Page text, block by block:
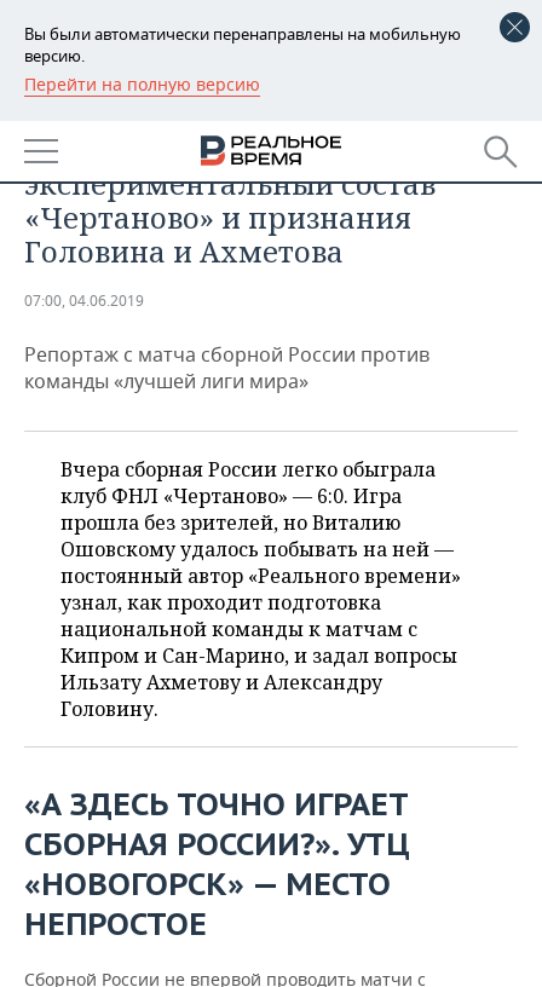
Вы были автоматически перенаправлены на мобильную
версию.
Перейти на полную версию
РЕГИОНЫ
БАШКОРТОСТАН
ТАТАРСТАН
УДМУРТИЯ
НОВОСТИ
АНАЛИТИКА
НОВОСТИ АНАЛИТИКИ
ДЕКЛАРАЦИИ О ДОХОДАХ
КОРОЛИ ГОСЗАКАЗА ПФО
КОМУ ПРИНАДЛЕЖАТ
ТОРГОВЫЕ ЦЕНТРЫ
ТАТАРСТАНА
ЭКОНОМИКА
НОВОСТИ ЭКОНОМИКИ
ФИНАНСЫ
БЮДЖЕТ
ИНВЕСТИЦИИ
ПРОМЫШЛЕННОСТЬ
НОВОСТИ
ПРОМЫШЛЕННОСТИ
АГРОПРОМ
МАШИНОСТРОЕНИЕ
НЕФТЕХИМИЯ
НЕФТЬ
ОПК
ЭНЕРГЕТИКА
НЕДВИЖИМОСТЬ
НОВОСТИ АВТО
БИЗНЕС
НОВОСТИ БИЗНЕСА
РОЗНИЧНАЯ ТОРГОВЛЯ
ТРАНСПОРТ
УСЛУГИ
ТЕХНОЛОГИИ
НОВОСТИ ТЕХНОЛОГИЙ
МЕДИА
ТЕЛЕКОММУНИКАЦИИ
МЕРОПРИЯТИЯ
НОВОСТИ МЕРОПРИЯТИЙ
ВЫЕЗДНАЯ РЕДАКЦИЯ
БИЗНЕС-БРАНЧИ
ONLINE-КОНФЕРЕНЦИИ
СПОРТ
НОВОСТИ СПОРТА
ФУТБОЛ
ХОККЕЙ
ВОЛЕЙБОЛ
КИБЕРСПОРТ
ОБЩЕСТВО
НОВОСТИ ОБЩЕСТВА
ВЛАСТЬ
ИСТОРИЯ
КУЛЬТУРА
ФОТОГАЛЕРЕЯ
СЮЖЕТЫ
СПИСОК ПЕРСОН
СПИСОК КОМПАНИЙ
ПОЛНАЯ ВЕРСИЯ
Три часа дороги,
экспериментальный состав
«Чертаново» и признания
Головина и Ахметова
07:00, 04.06.2019
Репортаж с матча сборной России против
команды «лучшей лиги мира»
Вчера сборная России легко обыграла
клуб ФНЛ «Чертаново» — 6:0. Игра
прошла без зрителей, но Виталию
Ошовскому удалось побывать на ней —
постоянный автор «Реального времени»
узнал, как проходит подготовка
национальной команды к матчам с
Кипром и Сан-Марино, и задал вопросы
Ильзату Ахметову и Александру
Головину.
«А ЗДЕСЬ ТОЧНО ИГРАЕТ
СБОРНАЯ РОССИИ?». УТЦ
«НОВОГОРСК» — МЕСТО
НЕПРОСТОЕ
Сборной России не впервой проводить матчи с